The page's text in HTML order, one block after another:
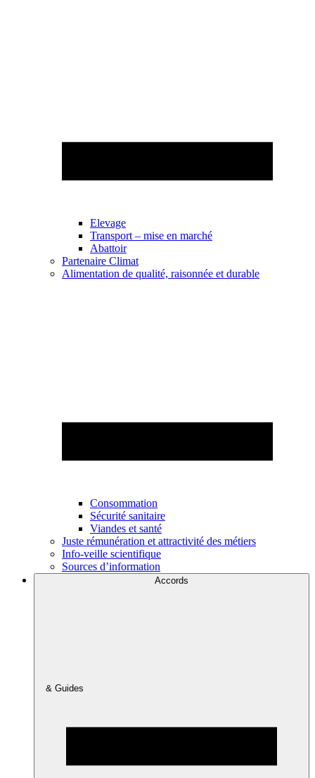
Elevage
Transport – mise en marché
Abattoir
Partenaire Climat
Alimentation de qualité, raisonnée et durable
Consommation
Sécurité sanitaire
Viandes et santé
Juste rémunération et attractivité des métiers
Info-veille scientifique
Sources d’information
Accords
& Guides